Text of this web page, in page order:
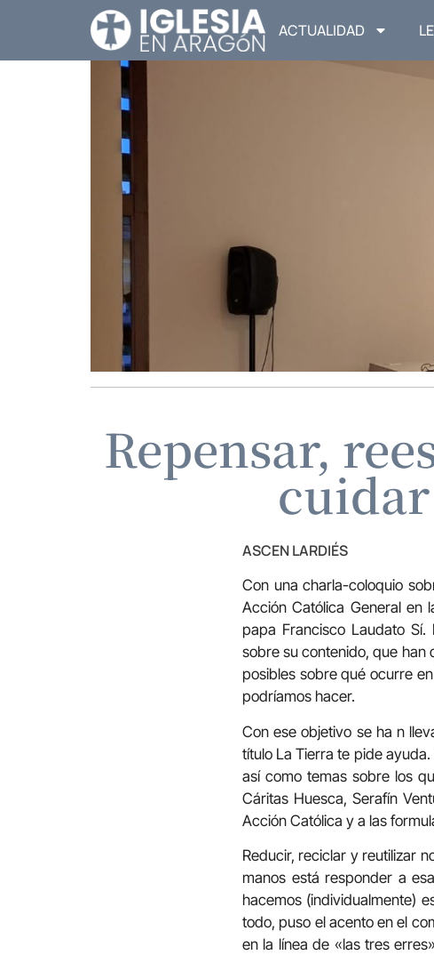
ACTUALIDAD
Repensar,
ASCEN LARDIÉS
Con una charla-coloquio
Acción Católica General en
papa Francisco Laudato
sobre su contenido, que han
posibles sobre qué ocurre
podríamos hacer.
Con ese objetivo se ha n
título La Tierra te pide
así como temas sobre los
Cáritas Huesca, Serafín
Acción Católica y a las
Reducir, reciclar y reutilizar
manos está responder a
hacemos (individualmente)
todo, puso el acento en el
en la línea de «las tres